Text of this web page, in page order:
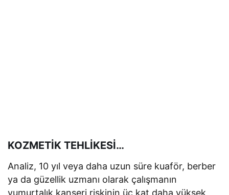
KOZMETİK TEHLİKESİ…
Analiz, 10 yıl veya daha uzun süre kuaför, berber
ya da güzellik uzmanı olarak çalışmanın
yumurtalık kanseri riskinin üç kat daha yüksek